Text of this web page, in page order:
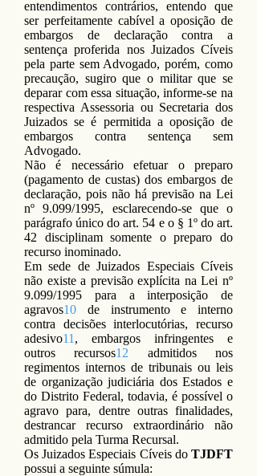
entendimentos contrários, entendo que
ser perfeitamente cabível a oposição de
embargos de declaração contra a
sentença proferida nos Juizados Cíveis
pela parte sem Advogado, porém, como
precaução, sugiro que o militar que se
deparar com essa situação, informe-se na
respectiva Assessoria ou Secretaria dos
Juizados se é permitida a oposição de
embargos contra sentença sem
Advogado.
Não é necessário efetuar o preparo
(pagamento de custas) dos embargos de
declaração, pois não há previsão na Lei
nº 9.099/1995, esclarecendo-se que o
parágrafo único do art. 54 e o § 1º do art.
42 disciplinam somente o preparo do
recurso inominado.
Em sede de Juizados Especiais Cíveis
não existe a previsão explícita na Lei nº
9.099/1995 para a interposição de
agravos10 de instrumento e interno
contra decisões interlocutórias, recurso
adesivo11 , embargos infringentes e
outros recursos12 admitidos nos
regimentos internos de tribunais ou leis
de organização judiciária dos Estados e
do Distrito Federal, todavia, é possível o
agravo para, dentre outras finalidades,
destrancar recurso extraordinário não
admitido pela Turma Recursal.
Os Juizados Especiais Cíveis do TJDFT
possui a seguinte súmula: